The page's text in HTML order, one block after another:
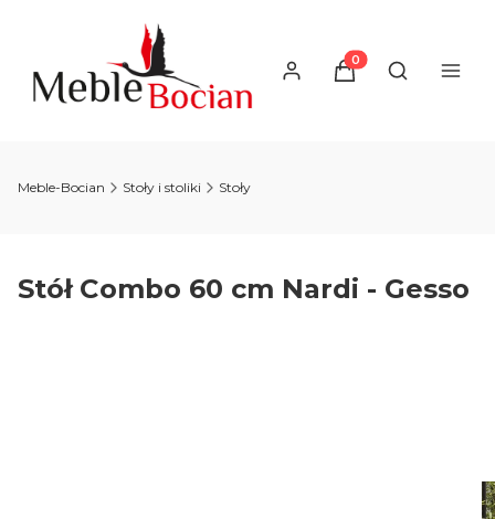
Produkty w
Otwórz
Meble-Bocian Stoły i stoliki Stoły
Stół Combo 60 cm Nardi - Gesso